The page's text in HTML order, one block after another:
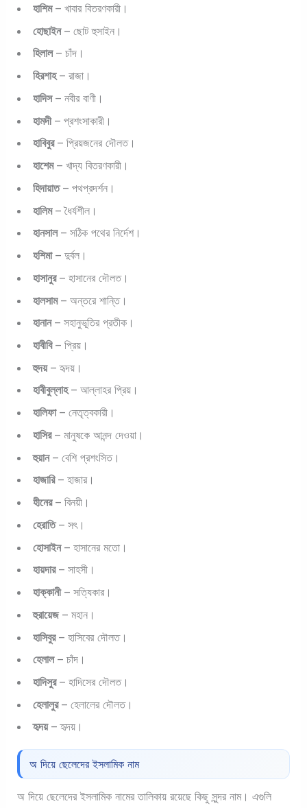
হাশিম– খাবার বিতরণকারী।
হোছাইন– ছোট হুসাইন।
হিলাল– চাঁদ।
হিরশাহ– রাজা।
হাদিস– নবীর বাণী।
হামদী– প্রশংসাকারী।
হাবিবুর– প্রিয়জনের দৌলত।
হাশেম– খাদ্য বিতরণকারী।
হিদায়াত– পথপ্রদর্শন।
হালিম– ধৈর্যশীল।
হানসাল– সঠিক পথের নির্দেশ।
হশিমা– দুর্বল।
হাসানুর– হাসানের দৌলত।
হালসাম– অন্তরে শান্তি।
হানান– সহানুভূতির প্রতীক।
হাবীবি– প্রিয়।
হুদয়– হৃদয়।
হাবীবুল্লাহ– আল্লাহর প্রিয়।
হালিফা– নেতৃত্বকারী।
হাসির– মানুষকে আনন্দ দেওয়া।
হুয়ান– বেশি প্রশংসিত।
হাজারি– হাজার।
হীনের– বিনয়ী।
হেরাতি– সৎ।
হোসাইন– হাসানের মতো।
হায়দার– সাহসী।
হাক্কানী– সত্যিকার।
হুরায়েজ– মহান।
হাসিবুর– হাসিবের দৌলত।
হেলাল– চাঁদ।
হাদিসুর– হাদিসের দৌলত।
হেলালুর– হেলালের দৌলত।
হৃদয়– হৃদয়।
অ দিয়ে ছেলেদের ইসলামিক নাম
অ দিয়ে ছেলেদের ইসলামিক নামের তালিকায় রয়েছে কিছু সুন্দর নাম। এগুলি